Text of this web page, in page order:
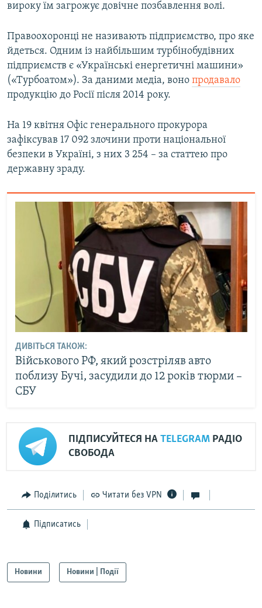
вироку їм загрожує довічне позбавлення волі.
Правоохоронці не називають підприємство, про яке
йдеться. Одним із найбільшим турбінобудівних
підприємств є «Українські енергетичні машини»
(«Турбоатом»). За даними медіа, воно продавало
продукцію до Росії після 2014 року.
На 19 квітня Офіс генерального прокурора
зафіксував 17 092 злочини проти національної
безпеки в Україні, з них 3 254 – за статтею про
державну зраду.
ДИВІТЬСЯ ТАКОЖ:
Військового РФ, який розстріляв авто
поблизу Бучі, засудили до 12 років тюрми –
СБУ
ПІДПИСУЙТЕСЯ НА TELEGRAM РАДІО
СВОБОДА
Поділитись Читати без VPN
Підписатись
Новини Новини | Події